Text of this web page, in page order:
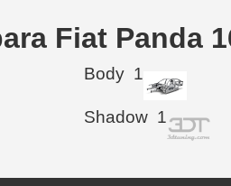
Fiat Panda
Body 1
Shadow 1